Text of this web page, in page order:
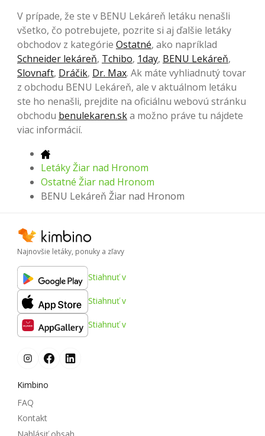
V prípade, že ste v BENU Lekáreň letáku nenašli
všetko, čo potrebujete, pozrite si aj ďalšie letáky
obchodov z kategórie Ostatné, ako napríklad
Schneider lekáreň, Tchibo, 1day, BENU Lekáreň,
Slovnaft, Dráčik, Dr. Max. Ak máte vyhliadnutý tovar
z obchodu BENU Lekáreň, ale v aktuálnom letáku
ste ho nenašli, prejdite na oficiálnu webovú stránku
obchodu benulekaren.ska možno práve tu nájdete
viac informácií.
Letáky Žiar nad Hronom
Ostatné Žiar nad Hronom
BENU Lekáreň Žiar nad Hronom
Najnovšie letáky, ponuky a zľavy
Stiahnuť v
Stiahnuť v
Stiahnuť v
Kimbino
FAQ
Kontakt